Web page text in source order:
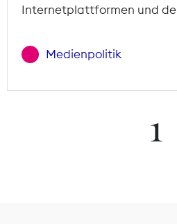
Internetplattformen und
Medienpolitik
1